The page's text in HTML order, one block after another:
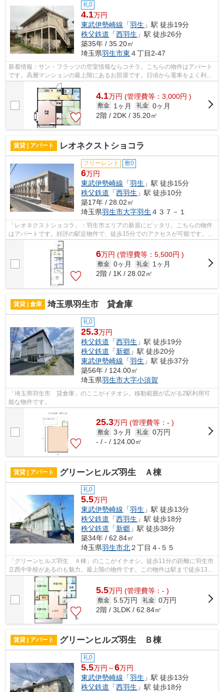
礼0
4.1万円
東武伊勢崎線 「羽生 」駅 徒歩19分
秩父鉄道 「西羽生 」駅 徒歩26分
築35年 / 35.20㎡
埼玉県羽生市東 ４丁目2-47
新着情報：サン・フラッツの空室情報ならコチラ。こちらの物件はアパート
です。高層マンションの最上階にあるお部屋です。日頃から電車をよく利用
するなら2駅利用可能な物件はいかがで...
4.1万円 (管理費等：3,000円 )
敷金 1ヶ月 礼金 0ヶ月
2階 / 2DK / 35.20㎡
賃貸 | アパート レオネクストショコラ
フリーレント 敷0
6万円
東武伊勢崎線 「羽生 」駅 徒歩15分
秩父鉄道 「西羽生 」駅 徒歩10分
築17年 / 28.02㎡
埼玉県羽生市大字羽生 ４３７－１
「レオネクストショコラ」：羽生市エリアの新居にピッタリ。こちらの物件
はアパートです。好評の駅近物件で、徒歩15分でのアクセスが可能です。未
来こいのぼり不動産へのお問い合わせ...
6万円 (管理費等：5,500円 )
敷金 0ヶ月 礼金
1ヶ月
2階 / 1K / 28.02㎡
賃貸 | 倉庫 埼玉県羽生市 貸倉庫
礼0
25.3万円
秩父鉄道 「西羽生 」駅 徒歩19分
秩父鉄道 「新郷 」駅 徒歩20分
東武伊勢崎線 「羽生 」駅 徒歩37分
築56年 / 124.00㎡
埼玉県羽生市大字小須賀
「埼玉県羽生市 貸倉庫」のここがイチオシ。移動範囲が広がる2駅利用可
能な物件です。
25.3万円 (管理費等：- )
敷金 3ヶ月 礼金 0万円
- / - / 124.00㎡
賃貸 | アパート グリーンヒルズ羽生 Ａ棟
礼0
5.5万円
東武伊勢崎線 「羽生 」駅 徒歩13分
秩父鉄道 「西羽生 」駅 徒歩18分
秩父鉄道 「新郷 」駅 徒歩38分
築34年 / 62.84㎡
埼玉県羽生市北２丁目４-５５
「グリーンヒルズ羽生 Ａ棟」のここがイチオシ。徒歩11分の距離に羽生市
立西中学校があるのも魅力。最上階の物件です。この物件は駅まで徒歩13分
の立地です。未来こいのぼり不動産な...
5.5万円 (管理費等：- )
敷金 5.5万円 礼金 0万円
2階 / 3LDK / 62.84㎡
賃貸 | アパート グリーンヒルズ羽生 Ｂ棟
礼0
5.5万円～6万円
東武伊勢崎線 「羽生 」駅 徒歩13分
秩父鉄道 「西羽生 」駅 徒歩18分